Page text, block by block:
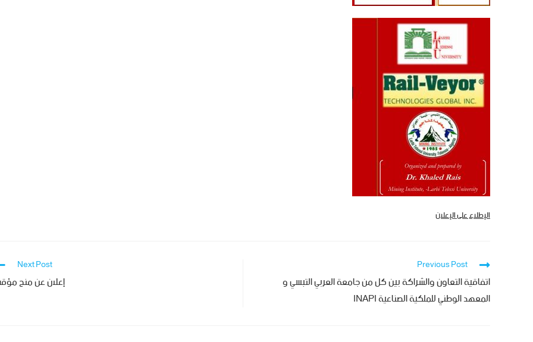
الإطلاع على الإعلان
Previous Post
اتفاقية التعاون والشراكة بين كل من جامعة العربي التبسي و
المعهد الوطني للملكية الصناعية INAPI
Next Post
إعلان عن منح